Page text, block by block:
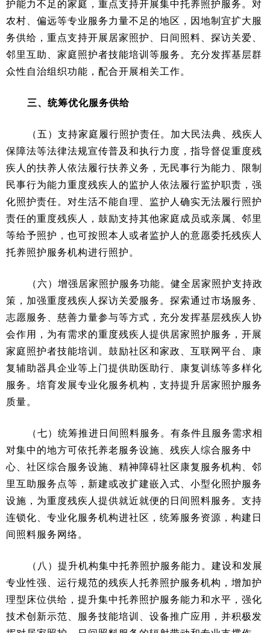
护能力不足的家庭，重点支持开展集中托养照护服务。对
农村、偏远等专业服务力量不足的地区，因地制宜扩大服
务供给，重点支持开展居家照护、日间照料、探访关爱、
邻里互助、家庭照护者技能培训等服务。充分发挥基层群
众性自治组织功能，配合开展相关工作。
三、统筹优化服务供给
（五）支持家庭履行照护责任。加大民法典、残疾人
保障法等法律法规宣传普及和执行力度，指导督促重度残
疾人的扶养人依法履行扶养义务，无民事行为能力、限制
民事行为能力重度残疾人的监护人依法履行监护职责，强
化照护责任。对生活不能自理、监护人确实无法履行照护
责任的重度残疾人，鼓励支持其他家庭成员或亲属、邻里
等给予照护，也可按照本人或者监护人的意愿委托残疾人
托养照护服务机构进行照护。
（六）增强居家照护服务功能。健全居家照护支持政
策，加强重度残疾人探访关爱服务。探索通过市场服务、
志愿服务、慈善力量参与等方式，充分发挥基层残疾人协
会作用，为有需求的重度残疾人提供居家照护服务，开展
家庭照护者技能培训。鼓励社区和家政、互联网平台、康
复辅助器具企业等上门提供助医助行、康复训练等多样化
服务。培育发展专业化服务机构，支持提升居家照护服务
质量。
（七）统筹推进日间照料服务。有条件且服务需求相
对集中的地方可依托养老服务设施、残疾人综合服务中
心、社区综合服务设施、精神障碍社区康复服务机构、邻
里互助服务点等，新建或改扩建嵌入式、小型化照护服务
设施，为重度残疾人提供就近就便的日间照料服务。支持
连锁化、专业化服务机构进社区，统筹服务资源，构建日
间照料服务网络。
（八）提升机构集中托养照护服务能力。建设和发展
专业性强、运行规范的残疾人托养照护服务机构，增加护
理型床位供给，提升集中托养照护服务能力和水平，强化
技术创新示范、服务技能培训、设备推广应用，并积极发